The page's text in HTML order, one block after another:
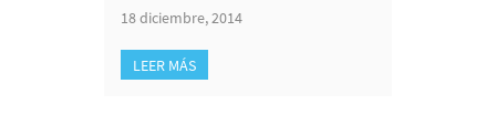
18 diciembre, 2014
LEER MÁS